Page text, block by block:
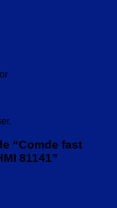
“Comde fast
81141”